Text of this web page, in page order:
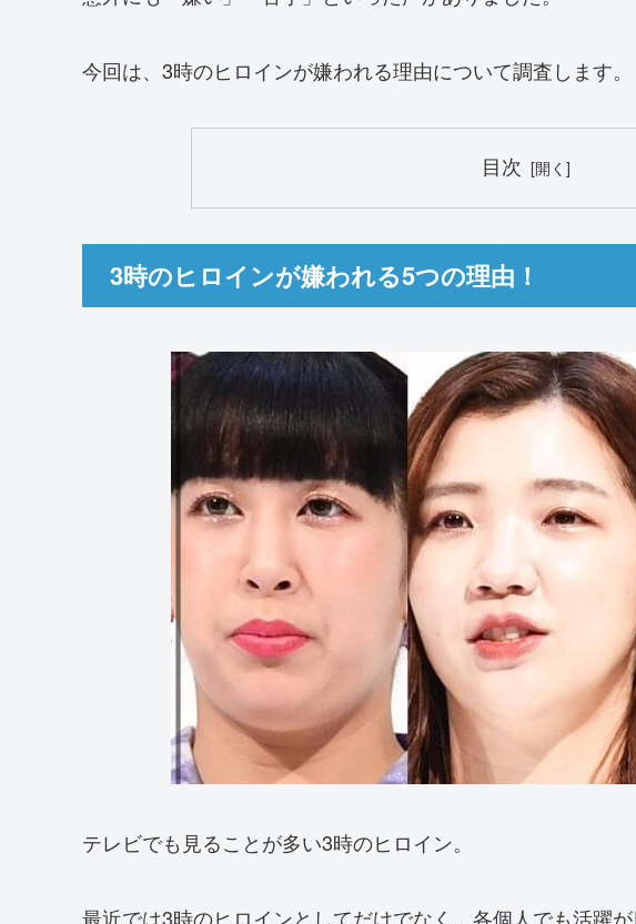
今回は、3時のヒロインが嫌われる理由について調査します。
目次
3時のヒロインが嫌われる5つの理由！
テレビでも見ることが多い3時のヒロイン。
最近では3時のヒロインとしてだけでなく、各個人でも活躍が